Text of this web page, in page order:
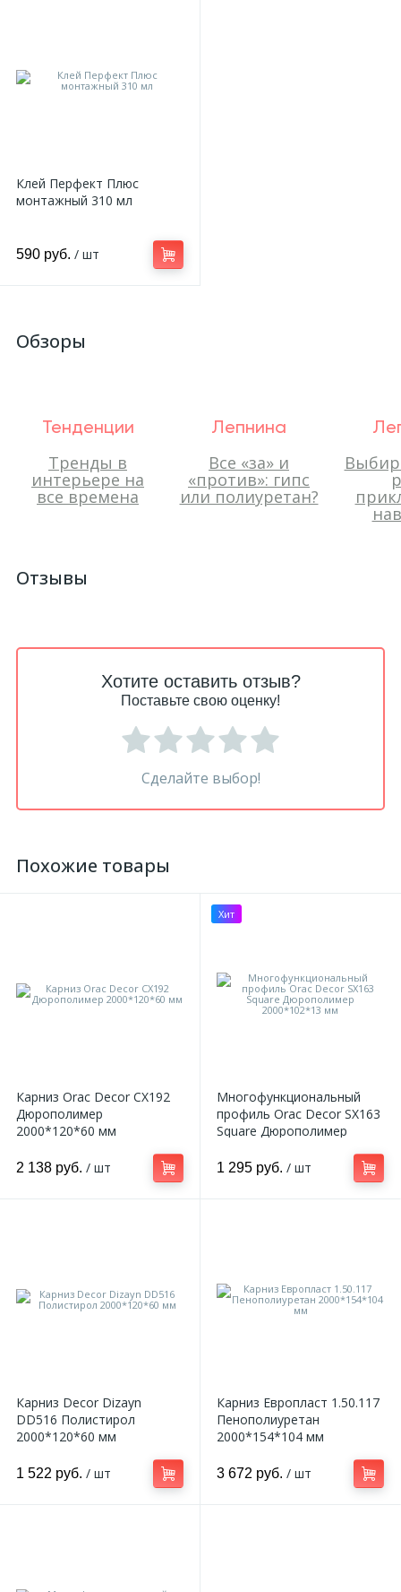
Клей Перфект Плюс
монтажный 310 мл
590 руб. / шт
Обзоры
Тенденции
Тренды в
интерьере на
все времена
Лепнина
Все «за» и
«против»: гипс
или полиуретан?
Отзывы
Хотите оставить отзыв?
Поставьте свою оценку!
Сделайте выбор!
Похожие товары
Карниз Orac Decor CX192
Дюрополимер
2000*120*60 мм
2 138 руб. / шт
Хит
Многофункциональный
профиль Orac Decor SX163
Square Дюрополимер
1 295 руб. / шт
Карниз Decor Dizayn
DD516 Полистирол
2000*120*60 мм
1 522 руб. / шт
Карниз Европласт 1.50.117
Пенополиуретан
2000*154*104 мм
3 672 руб. / шт